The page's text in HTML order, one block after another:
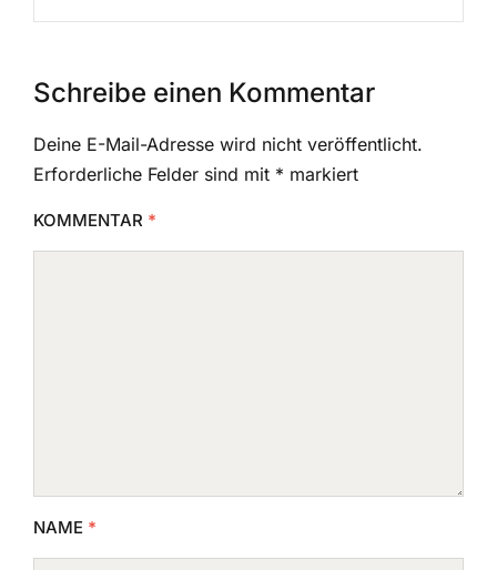
Schreibe einen Kommentar
Deine E-Mail-Adresse wird nicht veröffentlicht.
Erforderliche Felder sind mit * markiert
KOMMENTAR *
NAME *